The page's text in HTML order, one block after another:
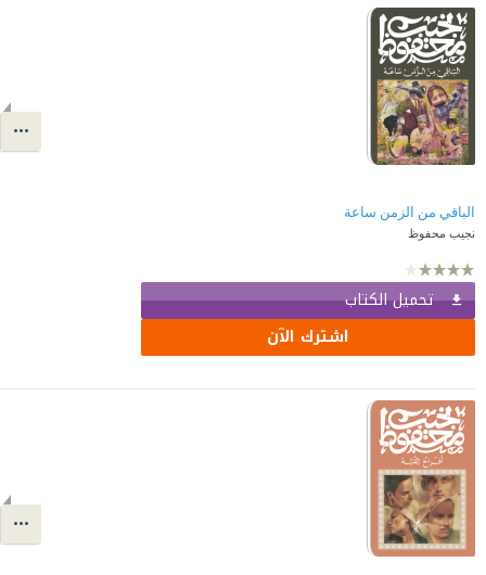
الباقي من الزمن ساعة
نجيب محفوظ
تحميل الكتاب
اشترك الآن